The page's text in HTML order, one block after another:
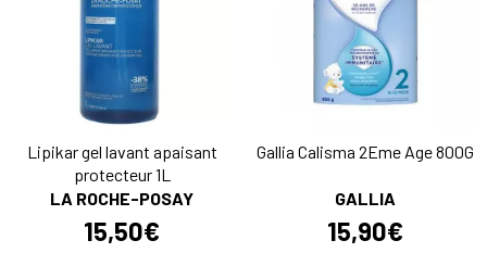
Lipikar gel lavant apaisant
protecteur 1L
LA ROCHE-POSAY
15,50€
Gallia Calisma 2Eme Age 800G
GALLIA
15,90€